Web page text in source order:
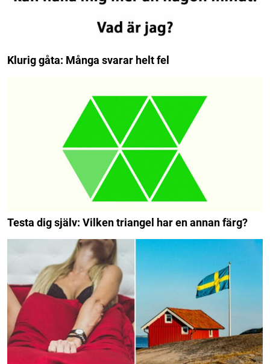
Klurig gåta: Många svarar helt fel
Testa dig själv: Vilken triangel har en annan färg?